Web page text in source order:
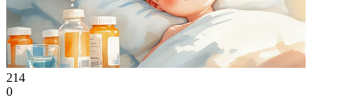
214
0